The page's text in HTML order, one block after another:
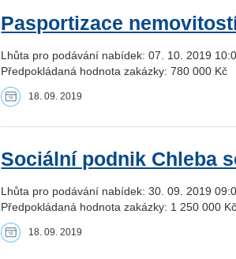
Pasportizace
Lhůta pro podávání nabídek: 07. 10. 2019
Předpokládaná hodnota zakázky: 780 000 Kč
18. 09. 2019
Sociální podnik Chleba
Lhůta pro podávání nabídek: 30. 09. 2019
Předpokládaná hodnota zakázky: 1 250 000 Kč
18. 09. 2019